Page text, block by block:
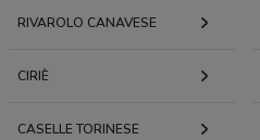
RIVAROLO CANAVESE
CIRIÈ
CASELLE TORINESE